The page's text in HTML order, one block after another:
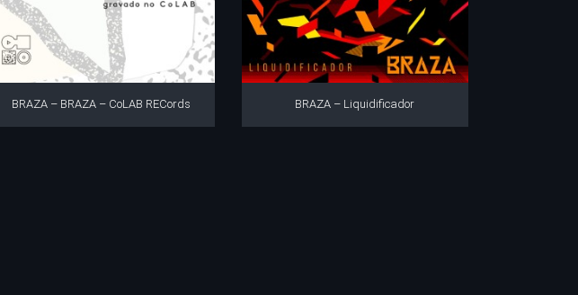
BRAZA – BRAZA – CoLAB RECords BRAZA – Liquidificador